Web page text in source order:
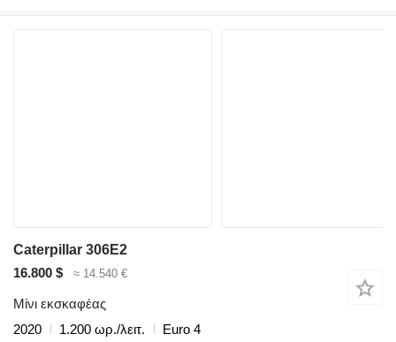
Caterpillar 306E2
16.800 $
≈ 14.540 €
Μίνι εκσκαφέας
2020
1.200 ωρ./λειτ.
Euro 4